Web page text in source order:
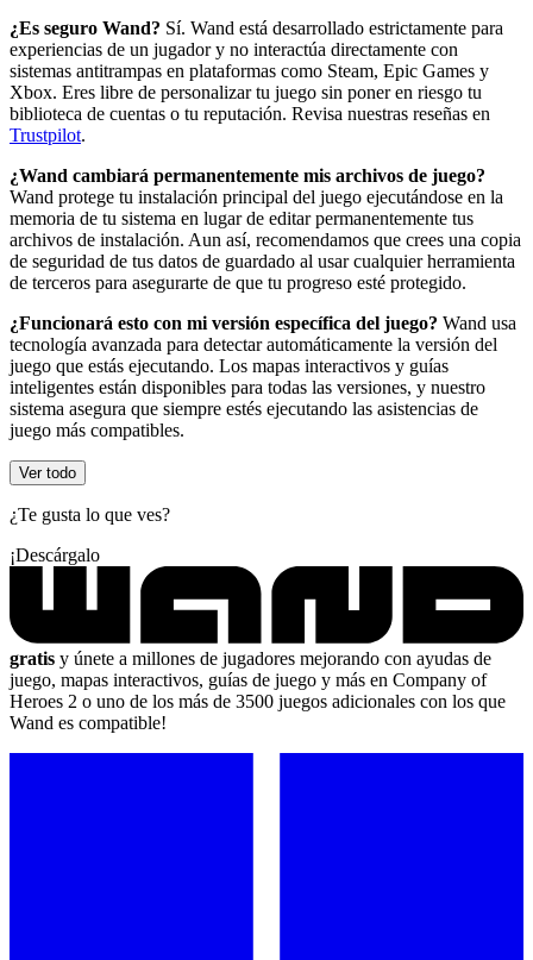
¿Es seguro Wand? Sí. Wand está desarrollado estrictamente para
experiencias de un jugador y no interactúa directamente con
sistemas antitrampas en plataformas como Steam, Epic Games y
Xbox. Eres libre de personalizar tu juego sin poner en riesgo tu
biblioteca de cuentas o tu reputación. Revisa nuestras reseñas en
Trustpilot.
¿Wand cambiará permanentemente mis archivos de juego?
Wand protege tu instalación principal del juego ejecutándose en la
memoria de tu sistema en lugar de editar permanentemente tus
archivos de instalación. Aun así, recomendamos que crees una copia
de seguridad de tus datos de guardado al usar cualquier herramienta
de terceros para asegurarte de que tu progreso esté protegido.
¿Funcionará esto con mi versión específica del juego? Wand usa
tecnología avanzada para detectar automáticamente la versión del
juego que estás ejecutando. Los mapas interactivos y guías
inteligentes están disponibles para todas las versiones, y nuestro
sistema asegura que siempre estés ejecutando las asistencias de
juego más compatibles.
Ver todo
¿Te gusta lo que ves?
¡Descárgalo
gratis y únete a millones de jugadores mejorando con ayudas de
juego, mapas interactivos, guías de juego y más en Company of
Heroes 2 o uno de los más de 3500 juegos adicionales con los que
Wand es compatible!